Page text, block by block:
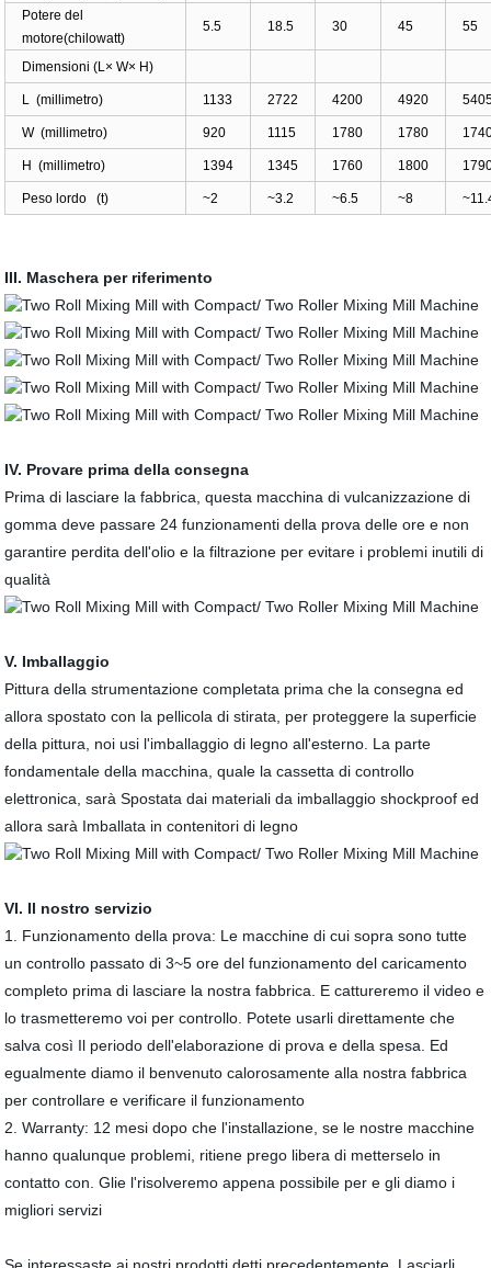
Potere del
motore(chilowatt)
5.5 18.5 30 45 55
Dimensioni (L× W× H)
L (millimetro) 1133 2722 4200 4920
W(millimetro) 920 1115 1780 1780
H (millimetro) 1394 1345 1760 1800
Peso lordo(t) ~2 ~3.2 ~6.5 ~8
III. Maschera per riferimento
IV. Provare prima della consegna
Prima di lasciare la fabbrica, questa macchina di vulcanizzazione di
gomma deve passare 24 funzionamenti della prova delle ore e non
garantire perdita dell'olio e la filtrazione per evitare i problemi inutili di
qualità
V. Imballaggio
Pittura della strumentazione completata prima che la consegna ed
allora spostato con la pellicola di stirata, per proteggere la superficie
della pittura, noi usi l'imballaggio di legno all'esterno. La parte
fondamentale della macchina, quale la cassetta di controllo
elettronica, sarà Spostata dai materiali da imballaggio shockproof ed
allora sarà Imballata in contenitori di legno
VI. Il nostro servizio
1. Funzionamento della prova: Le macchine di cui sopra sono tutte
un controllo passato di 3~5 ore del funzionamento del caricamento
completo prima di lasciare la nostra fabbrica. E cattureremo il video e
lo trasmetteremo voi per controllo. Potete usarli direttamente che
salva così Il periodo dell'elaborazione di prova e della spesa. Ed
egualmente diamo il benvenuto calorosamente alla nostra fabbrica
per controllare e verificare il funzionamento
2. Warranty: 12 mesi dopo che l'installazione, se le nostre macchine
hanno qualunque problemi, ritiene prego libera di metterselo in
contatto con. Glie l'risolveremo appena possibile per e gli diamo i
migliori servizi